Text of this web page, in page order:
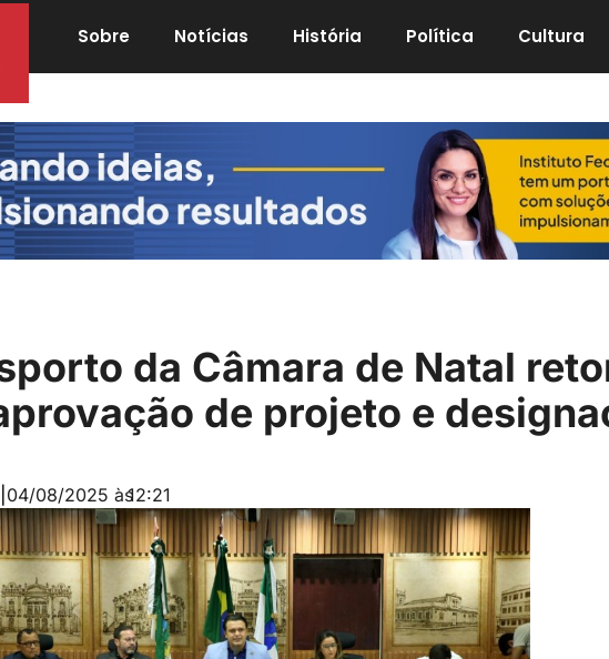
Sobre Notícias História Política Cultura
da Câmara de Natal
de projeto e
04/08/2025 às12:21